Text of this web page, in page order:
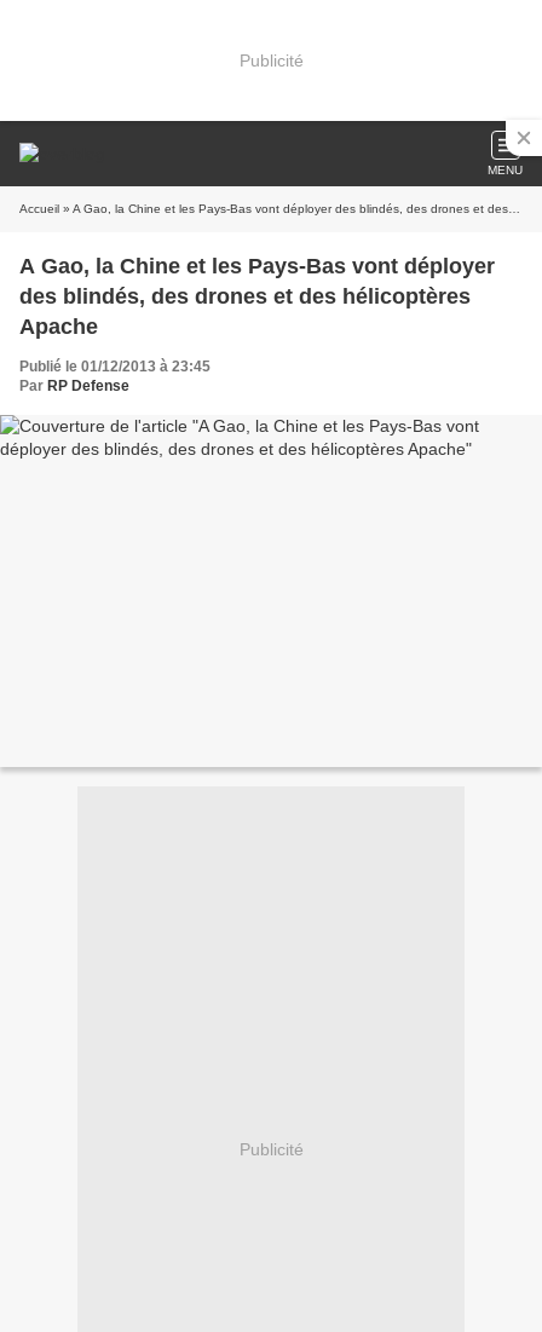
Publicité
MENU
Accueil » A Gao, la Chine et les Pays-Bas vont déployer des blindés, des drones et des hélicoptères Apache
A Gao, la Chine et les Pays-Bas vont déployer
des blindés, des drones et des hélicoptères
Apache
Publié le 01/12/2013 à 23:45
Par RP Defense
Publicité